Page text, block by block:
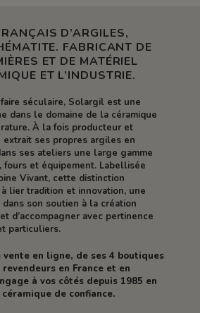
D’ARGILES,
FABRICANT DE
ET DE MATÉRIEL
ET L’INDUSTRIE.
séculaire, Solargil est une
dans le domaine de la céramique
À la fois producteur et
extrait ses propres argiles en
ses ateliers une large gamme
fours et équipement. Labellisée
Vivant, cette distinction
lier tradition et innovation, une
son soutien à la création
d’accompagner avec pertinence
particuliers.
en ligne, de ses 4 boutiques
en France et en
à vos côtés depuis 1985 en
de confiance.